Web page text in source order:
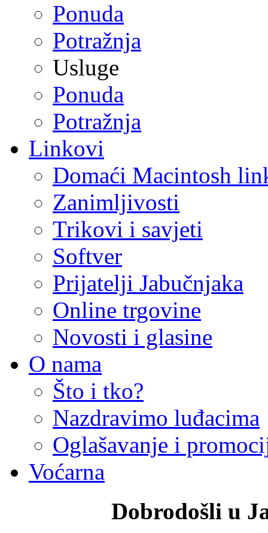
Ponuda
Potražnja
Usluge
Ponuda
Potražnja
Linkovi
Domaći Macintosh
Zanimljivosti
Trikovi i savjeti
Softver
Prijatelji Jabučnjaka
Online trgovine
Novosti i glasine
O nama
Što i tko?
Nazdravimo luđacima
Oglašavanje i
Voćarna
Dobrodošli u